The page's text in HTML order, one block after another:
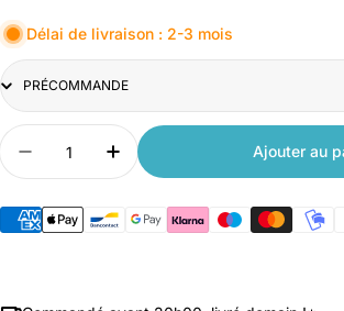
Délai de livraison : 2-3 mois
Title
Quantité
Diminuer la quantité pour
Augmenter la quantité
Ajouter au